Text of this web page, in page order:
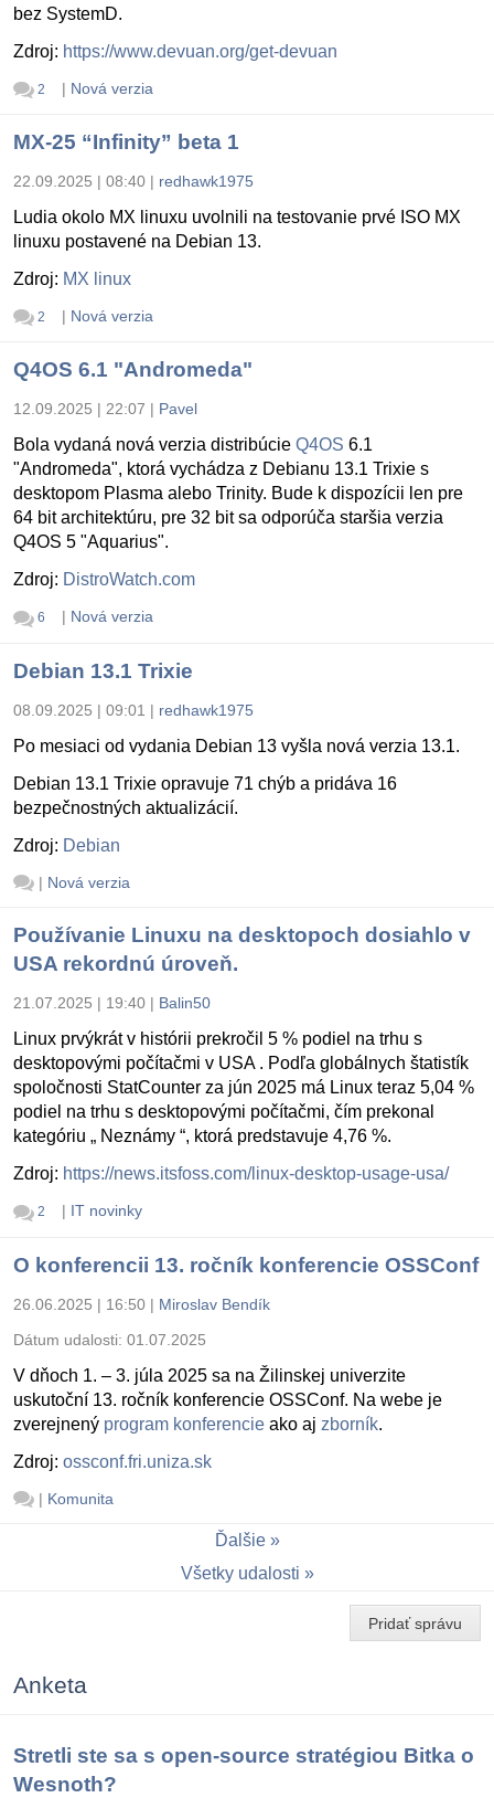
bez SystemD.
Zdroj: https://www.devuan.org/get-devuan
2 | Nová verzia
MX-25 “Infinity” beta 1
22.09.2025 | 08:40 | redhawk1975
Ludia okolo MX linuxu uvolnili na testovanie prvé ISO MX
linuxu postavené na Debian 13.
Zdroj: MX linux
2 | Nová verzia
Q4OS 6.1 "Andromeda"
12.09.2025 | 22:07 | Pavel
Bola vydaná nová verzia distribúcie Q4OS 6.1
"Andromeda", ktorá vychádza z Debianu 13.1 Trixie s
desktopom Plasma alebo Trinity. Bude k dispozícii len pre
64 bit architektúru, pre 32 bit sa odporúča staršia verzia
Q4OS 5 "Aquarius".
Zdroj: DistroWatch.com
6 | Nová verzia
Debian 13.1 Trixie
08.09.2025 | 09:01 | redhawk1975
Po mesiaci od vydania Debian 13 vyšla nová verzia 13.1.
Debian 13.1 Trixie opravuje 71 chýb a pridáva 16
bezpečnostných aktualizácií.
Zdroj: Debian
| Nová verzia
Používanie Linuxu na desktopoch dosiahlo v
USA rekordnú úroveň.
21.07.2025 | 19:40 | Balin50
Linux prvýkrát v histórii prekročil 5 % podiel na trhu s
desktopovými počítačmi v USA . Podľa globálnych štatistík
spoločnosti StatCounter za jún 2025 má Linux teraz 5,04 %
podiel na trhu s desktopovými počítačmi, čím prekonal
kategóriu „ Neznámy “, ktorá predstavuje 4,76 %.
Zdroj: https://news.itsfoss.com/linux-desktop-usage-usa/
2 | IT novinky
O konferencii 13. ročník konferencie OSSConf
26.06.2025 | 16:50 | Miroslav Bendík
Dátum udalosti: 01.07.2025
V dňoch 1. – 3. júla 2025 sa na Žilinskej univerzite
uskutoční 13. ročník konferencie OSSConf. Na webe je
zverejnený program konferencie ako aj zborník.
Zdroj: ossconf.fri.uniza.sk
| Komunita
Ďalšie
Všetky udalosti
Pridať správu
Anketa
Stretli ste sa s open-source stratégiou Bitka o
Wesnoth?